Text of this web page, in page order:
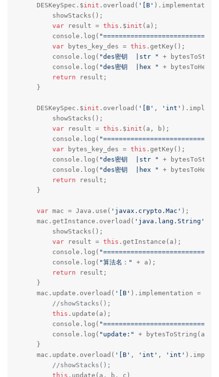
    DESKeySpec.$
init .overload( '[B'
        showStacks();
var result = this .$init (a);
        console.log(
var bytes_key_des = this .getKey();
        console.log(
"des密钥  |str "
+
        console.log(
"des密钥  |hex "
+
return result;
    }
    DESKeySpec.$
init .overload( '[B' , 'int'
        showStacks();
var result = this .$init (a, b);
        console.log(
var bytes_key_des = this .getKey();
        console.log(
"des密钥  |str "
+
        console.log(
"des密钥  |hex "
+
return result;
    }
var mac = Java.use( 'javax.crypto.Mac' );
    mac.getInstance.overload(
'java.lang.String'
        showStacks();
var result = this .getInstance(a);
        console.log(
        console.log(
"算法名："
+ a);
return result;
    }
    mac.update.overload(
'[B' ).implementation =
//showStacks();
this .update(a);
        console.log(
        console.log(
"update:"
+ bytesToString(a))
    }
    mac.update.overload(
'[B' , 'int' , 'int'
//showStacks();
this .update(a, b, c)